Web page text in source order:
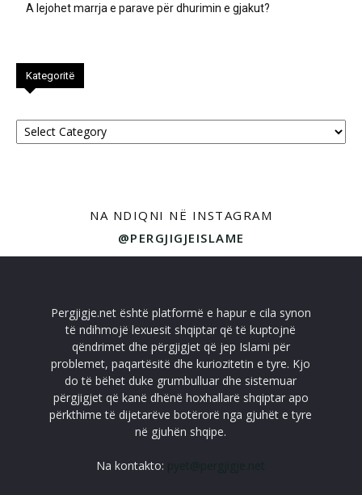
A lejohet marrja e parave për dhurimin e gjakut?
Kategoritë
Kategoritë
NA NDIQNI NË INSTAGRAM
@PERGJIGJEISLAME
Pergjigje.net është platformë e hapur e cila synon
të ndihmojë lexuesit shqiptar që të kuptojnë
qëndrimet dhe përgjigjet që jep Islami për
problemet, paqartësitë dhe kuriozitetin e tyre. Kjo
do të bëhet duke grumbulluar dhe sistemuar
përgjigjet që kanë dhënë hoxhallarë shqiptar apo
përkthime të dijetarëve botërorë nga gjuhët e tyre
në gjuhën shqipe.
Na kontakto: